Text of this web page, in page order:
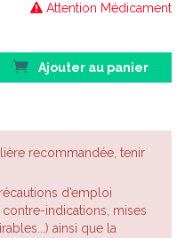
Attention Médicament
Ajouter au panier
recommandée, tenir
d’emploi
indications, mises
ainsi que la